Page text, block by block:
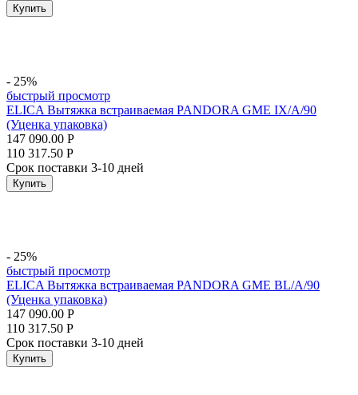
Купить
- 25%
быстрый просмотр
ELICA Вытяжка встраиваемая PANDORA GME IX/A/90
(Уценка упаковка)
147 090.00 Р
110 317.50 Р
Срок поставки 3-10 дней
Купить
- 25%
быстрый просмотр
ELICA Вытяжка встраиваемая PANDORA GME BL/A/90
(Уценка упаковка)
147 090.00 Р
110 317.50 Р
Срок поставки 3-10 дней
Купить